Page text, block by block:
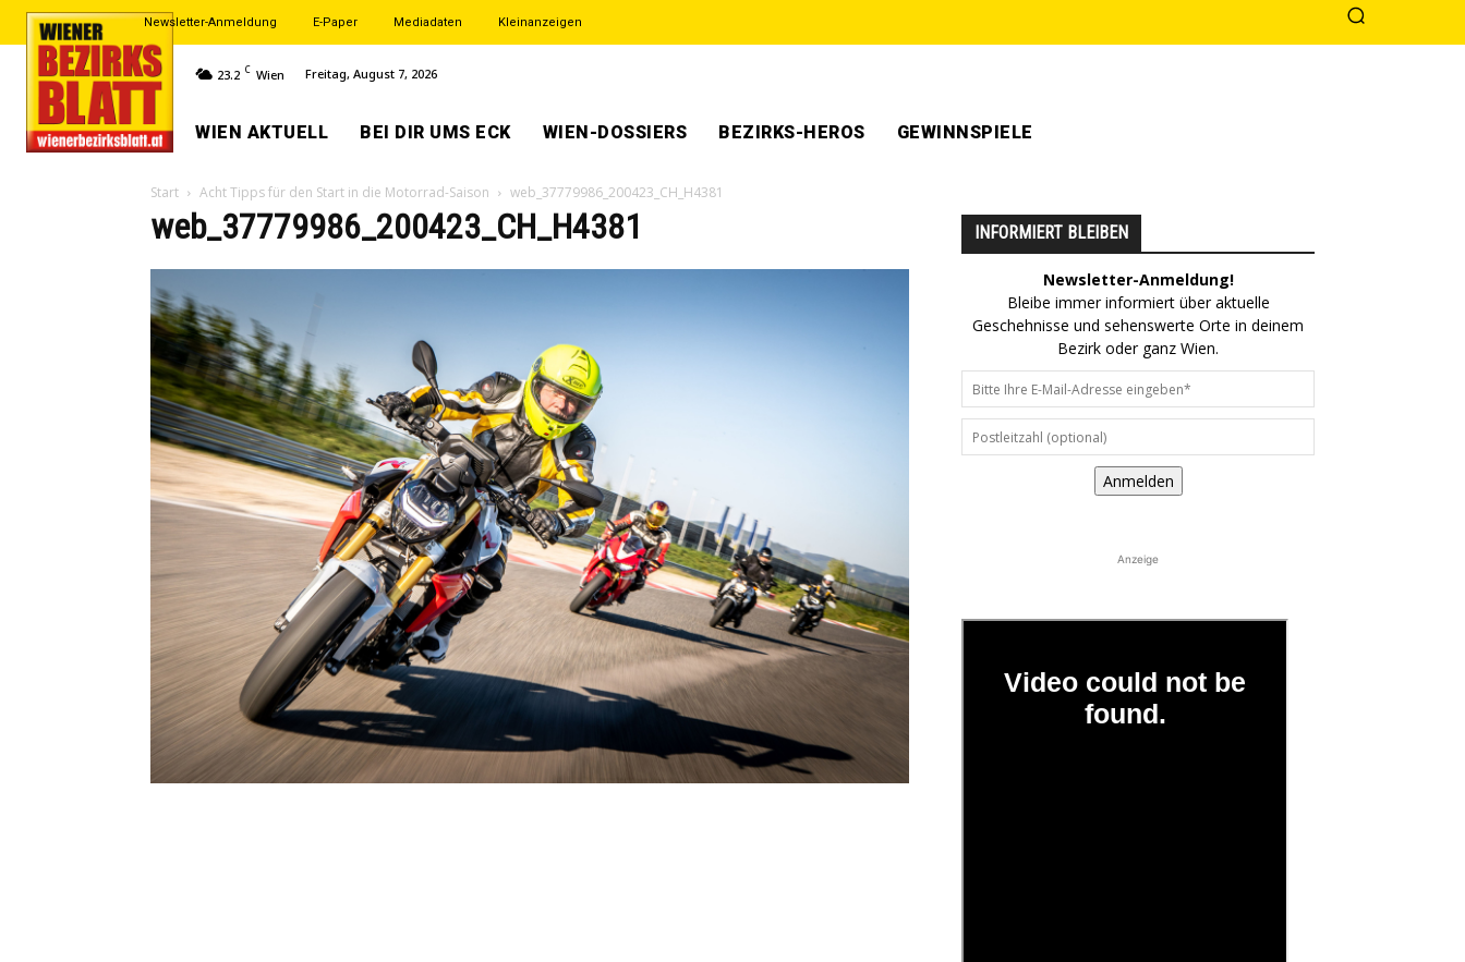
Newsletter-Anmeldung E-Paper Mediadaten Kleinanzeigen
23.2 C Wien Freitag, August 7, 2026
WIEN AKTUELL BEI DIR UMS ECK WIEN-DOSSIERS BEZIRKS-HEROS GEWINNSPIELE
Start Acht Tipps für den Start in die Motorrad-Saison web_37779986_200423_CH_H4381
web_37779986_200423_CH_H4381 INFORMIERT BLEIBEN
Newsletter-Anmeldung!
Bleibe immer informiert über aktuelle
Geschehnisse und sehenswerte Orte in deinem
Bezirk oder ganz Wien.
Anmelden
Anzeige